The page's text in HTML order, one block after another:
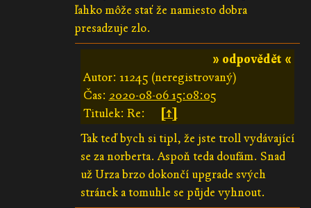
ľahko môže stať že namiesto dobra
presadzuje zlo.
» odpovědět «
Autor: 11245 (neregistrovaný)
Čas: 2020-08-06 15:08:05
Titulek: Re:
[↑]
Tak teď bych si tipl, že jste troll vydávající
se za norberta. Aspoň teda doufám. Snad
už Urza brzo dokončí upgrade svých
stránek a tomuhle se půjde vyhnout.